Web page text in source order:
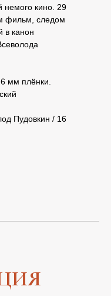
немого кино. 29
фильм, следом
в канон
мм плёнки.
Пудовкин / 16